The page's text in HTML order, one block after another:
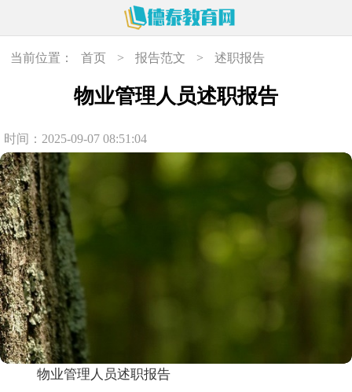
当前位置： 首页 > 报告范文 > 述职报告
物业管理人员述职报告
时间：2025-09-07 08:51:04
物业管理人员述职报告